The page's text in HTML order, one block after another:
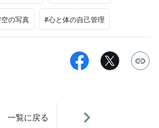
の写真 #心と体の自己管理
一覧に戻る